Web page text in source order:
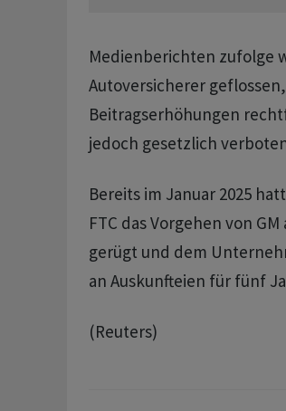
Medienberichten zufolge
Autoversicherer
Beitragserhöhungen
jedoch gesetzlich
Bereits im Januar 2025
FTC das Vorgehen von
gerügt und dem
an Auskunfteien für ​fünf
(Reuters)